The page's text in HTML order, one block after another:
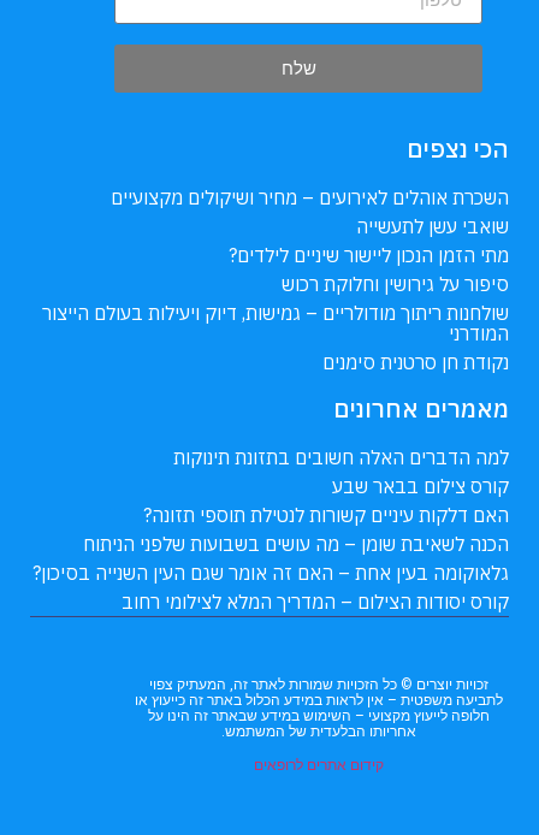
שלח
הכי נצפים
השכרת אוהלים לאירועים – מחיר ושיקולים מקצועיים
שואבי עשן לתעשייה
מתי הזמן הנכון ליישור שיניים לילדים?
סיפור על גירושין וחלוקת רכוש
שולחנות ריתוך מודולריים – גמישות, דיוק ויעילות בעולם הייצור
המודרני
נקודת חן סרטנית סימנים
מאמרים אחרונים
למה הדברים האלה חשובים בתזונת תינוקות
קורס צילום בבאר שבע
האם דלקות עיניים קשורות לנטילת תוספי תזונה?
הכנה לשאיבת שומן – מה עושים בשבועות שלפני הניתוח
גלאוקומה בעין אחת – האם זה אומר שגם העין השנייה בסיכון?
קורס יסודות הצילום – המדריך המלא לצילומי רחוב
זכויות יוצרים © כל הזכויות שמורות לאתר זה, המעתיק צפוי
לתביעה משפטית – אין לראות במידע הכלול באתר זה כייעוץ או
חלופה לייעוץ מקצועי – השימוש במידע שבאתר זה הינו על
אחריותו הבלעדית של המשתמש.
קידום אתרים לרופאים